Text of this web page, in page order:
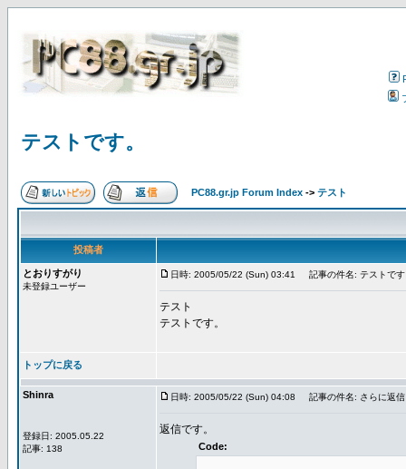
テストです。
PC88.gr.jp Forum Index -> テスト
投稿者
とおりすがり
未登録ユーザー
日時: 2005/05/22 (Sun) 03:41 記事の件名: テストで
テスト
テストです。
トップに戻る
Shinra
登録日: 2005.05.22
記事: 138
日時: 2005/05/22 (Sun) 04:08 記事の件名: さらに返信
返信です。
Code: